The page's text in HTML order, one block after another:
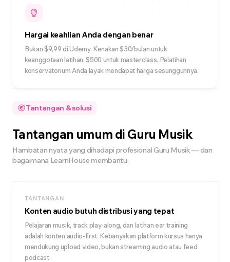
Hargai keahlian Anda dengan benar
Bukan $9,99 di Udemy. Kenakan $30/bulan untuk
keanggotaan latihan, $500 untuk masterclass. Pelatihan
konservatorium Anda layak mendapat harga sesungguhnya.
Tantangan & solusi
Tantangan umum di Guru Musik
Hambatan nyata yang dihadapi profesional Guru Musik — dan
bagaimana LearnHouse membantu.
TANTANGAN
Konten audio butuh distribusi yang tepat
Pelajaran musik, track play-along, dan latihan ear training
adalah konten audio-first. Kebanyakan platform kursus hanya
mendukung upload video, bukan streaming audio atau feed
podcast.